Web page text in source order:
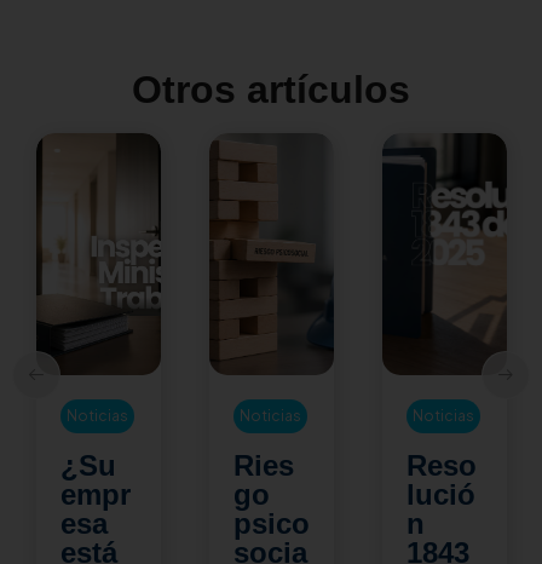
Otros artículos
Noticias
¿Su
empr
esa
está
Noticias
Ries
go
psico
socia
Noticias
Reso
lució
n
1843